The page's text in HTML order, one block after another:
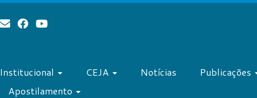
Institucional CEJA Notícias Publicações
Apostilamento